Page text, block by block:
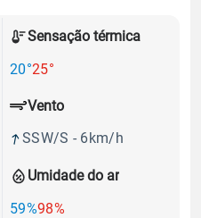
Sensação térmica
20°25°
Umidade do ar
59%98%
Vento
SSW/S - 6km/h